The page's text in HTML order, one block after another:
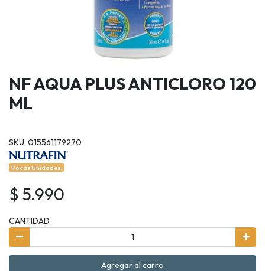
NF AQUA PLUS ANTICLORO 120
ML
SKU: 015561179270
Pocas Unidades.
$ 5.990
CANTIDAD
Agregar al carro